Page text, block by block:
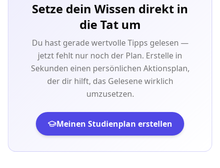
Setze dein Wissen direkt in
die Tat um
Du hast gerade wertvolle Tipps gelesen —
jetzt fehlt nur noch der Plan. Erstelle in
Sekunden einen persönlichen Aktionsplan,
der dir hilft, das Gelesene wirklich
umzusetzen.
Meinen Studienplan erstellen